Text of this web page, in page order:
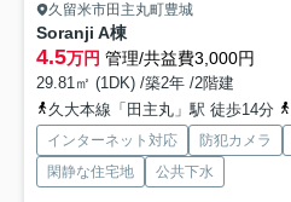
久留米市田主丸町豊城
Soranji A棟
4.5万円 管理/共益費3,000円
29.81㎡ (1DK) /築2年 /2階建
久大本線「田主丸」駅 徒歩14分
インターネット対応 防犯カメラ
閑静な住宅地
公共下水